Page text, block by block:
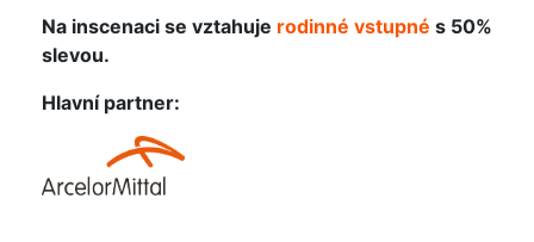
Na inscenaci se vztahuje rodinné vstupné s 50%
slevou.
Hlavní partner: